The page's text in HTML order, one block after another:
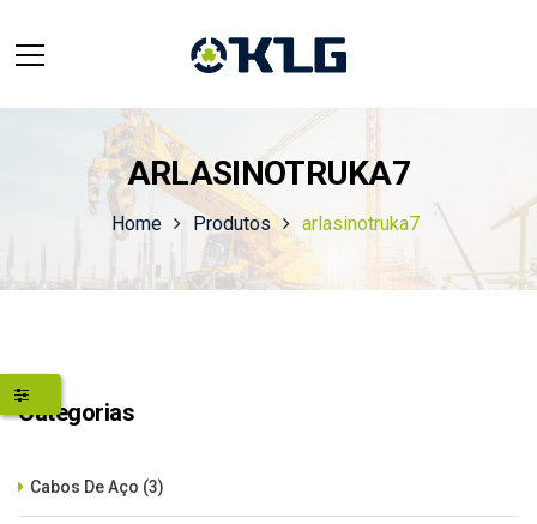
ARLASINOTRUKA7
Home Produtos arlasinotruka7
Categorias
Cabos De Aço (3)